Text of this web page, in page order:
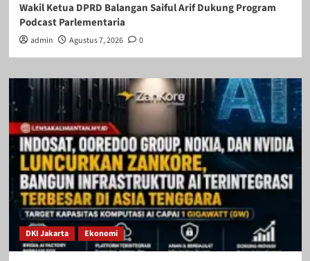
Wakil Ketua DPRD Balangan Saiful Arif Dukung Program
Podcast Parlementaria
admin Agustus 7, 2026 0
DKI Jakarta Ekonomi